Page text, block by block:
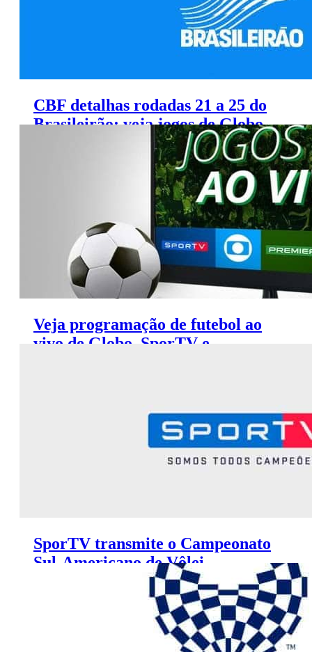
CBF detalhas rodadas 21 a 25 do
Brasileirão; veja jogos de Globo,
Veja programação de futebol ao
vivo de Globo, SporTV e
SporTV transmite o Campeonato
Sul-Americano de Vôlei